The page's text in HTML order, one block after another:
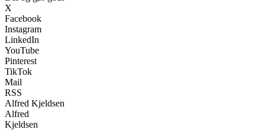
X
Facebook
Instagram
LinkedIn
YouTube
Pinterest
TikTok
Mail
RSS
Alfred Kjeldsen
Alfred
Kjeldsen